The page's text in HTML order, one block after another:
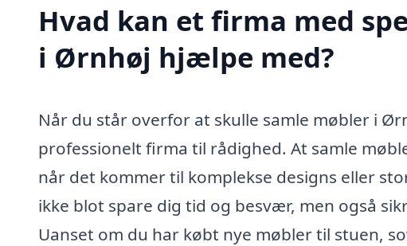
Hvad kan et firma med
i Ørnhøj hjælpe med?
Når du står overfor at skulle samle møbler i
professionelt firma til rådighed. At samle
når det kommer til komplekse designs eller
ikke blot spare dig tid og besvær, men også
Uanset om du har købt nye møbler til stuen,